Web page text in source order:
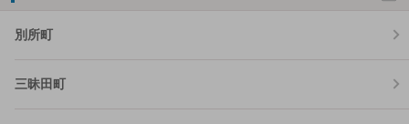
別所町
三昧田町